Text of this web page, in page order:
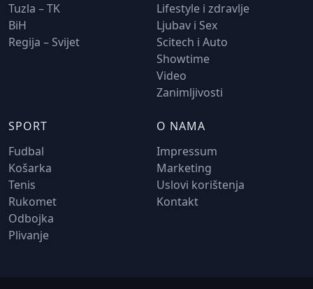
Tuzla – TK
BiH
Regija – Svijet
Lifestyle i zdravlje
Ljubav i Sex
Scitech i Auto
Showtime
Video
Zanimljivosti
SPORT
Fudbal
Košarka
Tenis
Rukomet
Odbojka
Plivanje
O NAMA
Impressum
Marketing
Uslovi korištenja
Kontakt